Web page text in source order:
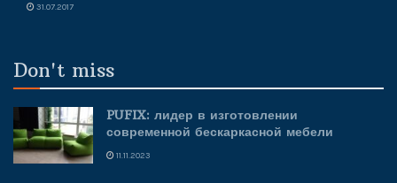
31.07.2017
Don't miss
PUFIX: лидер в изготовлении
современной бескаркасной мебели
11.11.2023